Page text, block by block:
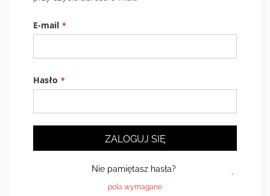
E-mail
Hasło
ZALOGUJ SIĘ
Nie pamiętasz hasła?